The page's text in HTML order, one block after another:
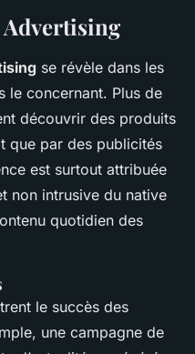
se révèle dans les
le concernant. Plus de
découvrir des produits
que par des publicités
est surtout attribuée
non intrusive du native
quotidien des
le succès des
une campagne de